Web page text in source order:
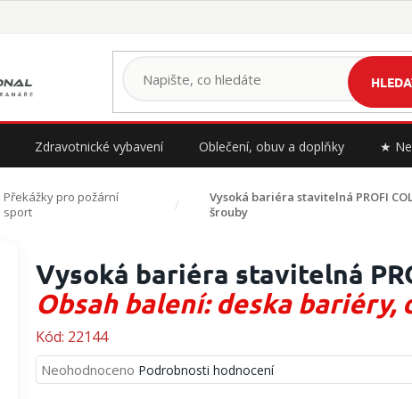
Zdravotnické vybavení Oblečení, obuv a doplňky ★
Překážky pro požární
sport
Vysoká bariéra stavitelná PROFI
šrouby
Vysoká bariéra stavitelná
Obsah balení: deska bariéry,
Kód: 22144
Průměrné
hodnocení
Neohodnoceno Podrobnosti hodnocení